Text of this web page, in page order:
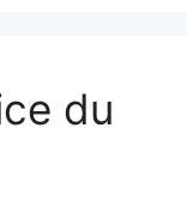
du